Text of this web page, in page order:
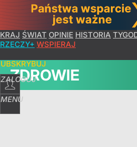
KRAJ ŚWIAT OPINIE HISTORIA
RZECZY+ WSPIERAJ
ZALOGUJ
MENU
ZDROWIE